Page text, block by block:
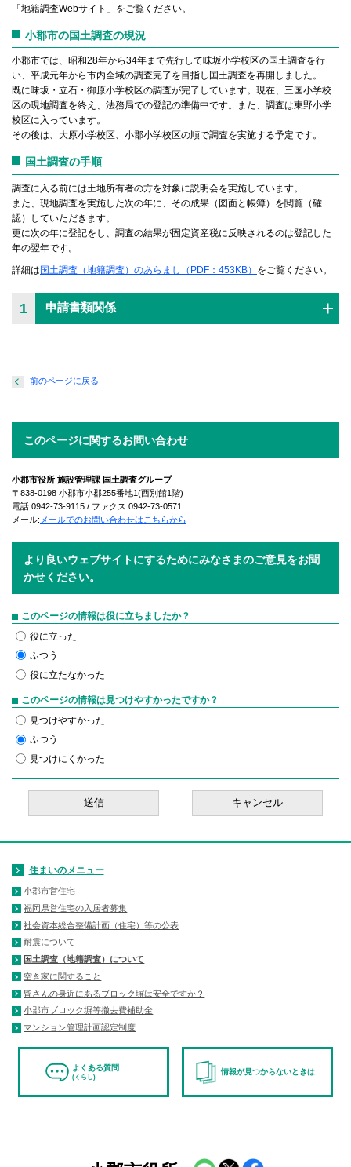
「地籍調査Webサイト」をご覧ください。
小郡市の国土調査の現況
小郡市では、昭和28年から34年まで先行して味坂小学校区の国土調査を行
い、平成元年から市内全域の調査完了を目指し国土調査を再開しました。
既に味坂・立石・御原小学校区の調査が完了しています。現在、三国小学校
区の現地調査を終え、法務局での登記の準備中です。また、調査は東野小学
校区に入っています。
その後は、大原小学校区、小郡小学校区の順で調査を実施する予定です。
国土調査の手順
調査に入る前には土地所有者の方を対象に説明会を実施しています。
また、現地調査を実施した次の年に、その成果（図面と帳簿）を閲覧（確
認）していただきます。
更に次の年に登記をし、調査の結果が固定資産税に反映されるのは登記した
年の翌年です。
詳細は 国土調査（地籍調査）のあらまし（PDF：453KB） をご覧ください。
1 申請書類関係
前のページに戻る
このページに関するお問い合わせ
小郡市役所 施設管理課 国土調査グループ
〒838-0198 小郡市小郡255番地1(西別館1階)
電話:0942-73-9115 / ファクス:0942-73-0571
メール: メールでのお問い合わせはこちらから
より良いウェブサイトにするためにみなさまのご意見をお聞
かせください。
このページの情報は役に立ちましたか？
役に立った
ふつう
役に立たなかった
このページの情報は見つけやすかったですか？
見つけやすかった
ふつう
見つけにくかった
住まいのメニュー
小郡市営住宅
福岡県営住宅の入居者募集
社会資本総合整備計画（住宅）等の公表
耐震について
国土調査（地籍調査）について
空き家に関すること
皆さんの身近にあるブロック塀は安全ですか？
小郡市ブロック塀等撤去費補助金
マンション管理計画認定制度
よくある質問
(くらし)
情報が見つからないときは